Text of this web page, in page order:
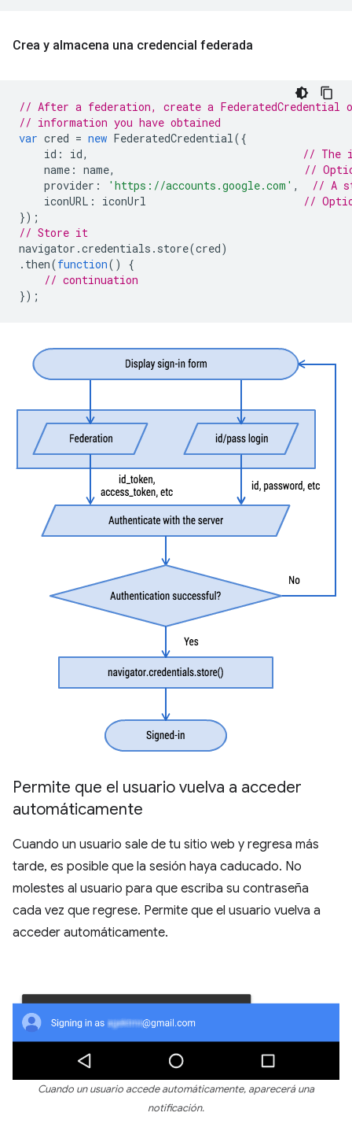
Crea y almacena una credencial federada
// After a federation, create a FederatedCredential
// information you have obtained
var cred = new FederatedCredential({
id : id,
// The
name : name,
//
provider : 'https://accounts.google.com' ,
// A
iconURL : iconUrl
//
});
// Store it
navigator .credentials . store(cred)
. then(function()
{
// continuation
});
Permite que el usuario vuelva a acceder
automáticamente
Cuando un usuario sale de tu sitio web y regresa más
tarde, es posible que la sesión haya caducado. No
molestes al usuario para que escriba su contraseña
cada vez que regrese. Permite que el usuario vuelva a
acceder automáticamente.
Cuando un usuario accede automáticamente, aparecerá una
notificación.